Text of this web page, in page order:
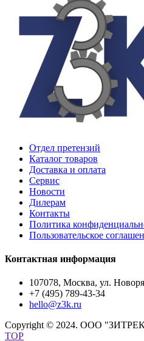
Отдел претензий
Каталог товаров
Доставка и оплата
Сервис
Новости
Дилерам
Контакты
Политика
Пользовательское
Контактная информация
107078, Москва, ул.
+7 (495) 789-43-34
hello@z3k.ru
Copyright © 2024. ООО
TOP